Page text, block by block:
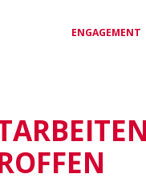
ENGAGEMENT
VEREINBARUNGEN
& VERTRÄGE
Arbeitsverträge für
Sicherheit & Fairness
RECHTSSCHUTZ &
BERATUNG
Kompetente Unterstützung
bei arbeitsrechtlichen
DAS SSM
Wer wir sind und wofür wir
stehen